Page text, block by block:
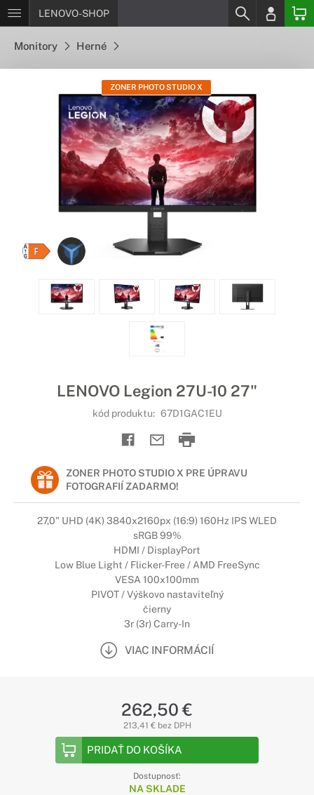
LENOVO-SHOP
Monitory Herné
ZONER PHOTO STUDIO X
LENOVO Legion 27U-10 27"
kód produktu: 67D1GAC1EU
ZONER PHOTO STUDIO X PRE ÚPRAVU
FOTOGRAFIÍ ZADARMO!
27,0" UHD (4K) 3840x2160px (16:9) 160Hz IPS WLED
sRGB 99%
HDMI / DisplayPort
Low Blue Light / Flicker-Free / AMD FreeSync
VESA 100x100mm
PIVOT / Výškovo nastaviteľný
čierny
3r (3r) Carry-In
VIAC INFORMÁCIÍ
262,50 €
213,41 € bez DPH
PRIDAŤ DO KOŠÍKA
Dostupnosť:
NA SKLADE